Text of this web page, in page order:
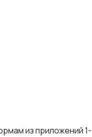
из приложений 1-